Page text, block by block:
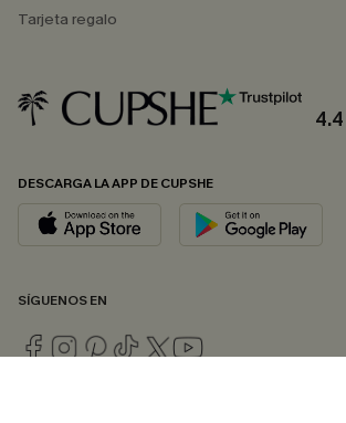
Tarjeta regalo
4.4
DESCARGA LA APP DE CUPSHE
SÍGUENOS EN